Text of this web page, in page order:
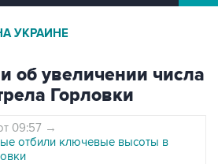
УКРАИНЕ
об увеличении числа
Горловки
09:57 →
отбили ключевые высоты в